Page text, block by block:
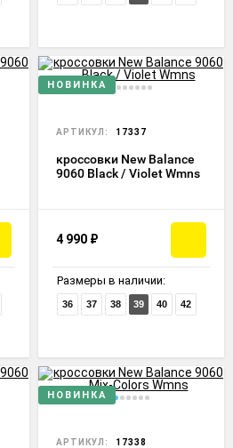
НОВИНКА
АРТИКУЛ: 17337
кроссовки New Balance
9060 Black / Violet Wmns
4 990 ₽
Размеры в наличии:
36 37 38 39 40 42
НОВИНКА
АРТИКУЛ: 17338